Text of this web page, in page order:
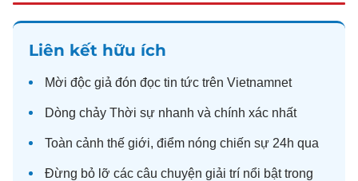
Liên kết hữu ích
Mời độc giả đón đọc tin tức trên Vietnamnet
Dòng chảy Thời sự nhanh và chính xác nhất
Toàn cảnh thế giới, điểm nóng chiến sự 24h qua
Đừng bỏ lỡ các câu chuyện giải trí nổi bật trong